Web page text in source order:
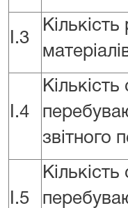
I.3
I.4
звітного
I.5